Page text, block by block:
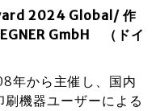
2024 Global/ 作
GmbH （ドイ
年から主催し、国内
機器ユーザーによる